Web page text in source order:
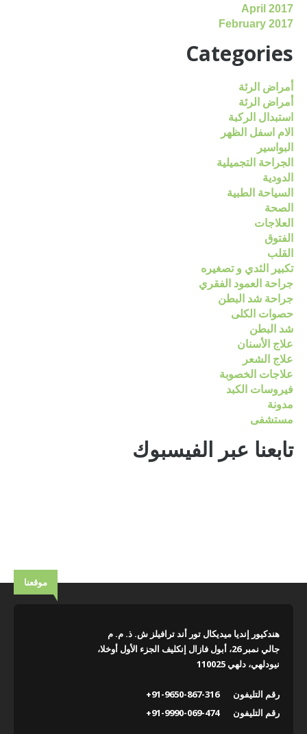
April 2017
February 2017
Categories
أمراض الرئة
أمراض الرئة
استبدال الركبة
الام اسفل الظهر
البواسير
الجراحة التجميلية
الدودية
السياحة الطبية
الصحة
العلاجات
الفتوق
القلب
تكبير الثدي و تصغيره
جراحة العمود الفقري
جراحة شد البطن
حصوات الكلى
شد البطن
علاج الأسنان
علاج الشعر
علاجات الخصوبة
فيروسات الكبد
مدونة
مستشفى
تابعنا عبر الفيسبوك
موقعنا
هندكيور إنديا ميديكال تور أند ترافيلز ش. ذ. م. م
جالي نمبر 26، أبول فازال إنكليف الجزء الأول أوخلا،
نيودلهي، دلهي 110025
+91-9650-867-316
رقم التليفون
+91-9990-069-474
رقم التليفون